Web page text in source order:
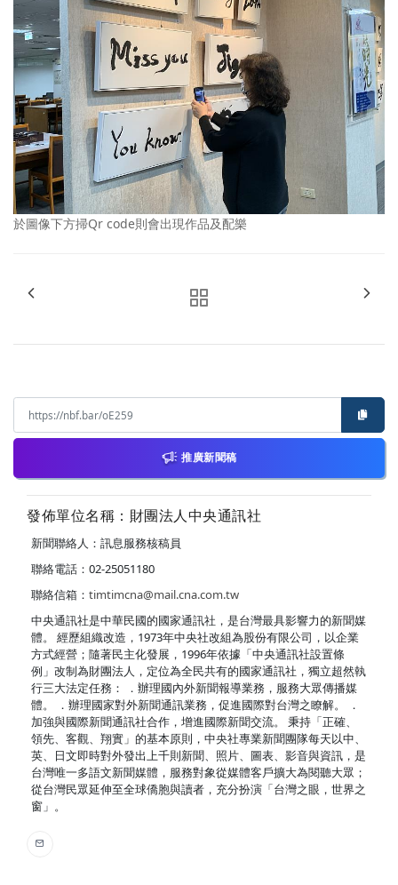
於圖像下方掃Qr code則會出現作品及配樂
推廣新聞稿
發佈單位名稱：財團法人中央通訊社
新聞聯絡人：訊息服務核稿員
聯絡電話：02-25051180
聯絡信箱： timtimcna@mail.cna.com.tw
中央通訊社是中華民國的國家通訊社，是台灣最具影響力的新聞媒
體。 經歷組織改造，1973年中央社改組為股份有限公司，以企業
方式經營；隨著民主化發展，1996年依據「中央通訊社設置條
例」改制為財團法人，定位為全民共有的國家通訊社，獨立超然執
行三大法定任務： ．辦理國內外新聞報導業務，服務大眾傳播媒
體。 ．辦理國家對外新聞通訊業務，促進國際對台灣之瞭解。 ．
加強與國際新聞通訊社合作，增進國際新聞交流。 秉持「正確、
領先、客觀、翔實」的基本原則，中央社專業新聞團隊每天以中、
英、日文即時對外發出上千則新聞、照片、圖表、影音與資訊，是
台灣唯一多語文新聞媒體，服務對象從媒體客戶擴大為閱聽大眾；
從台灣民眾延伸至全球僑胞與讀者，充分扮演「台灣之眼，世界之
窗」。